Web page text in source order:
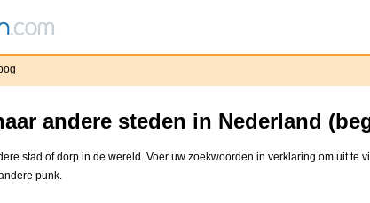
andere steden in Nederland
stad of dorp in de wereld. Voer uw zoekwoorden in verklaring om uit te
punk.